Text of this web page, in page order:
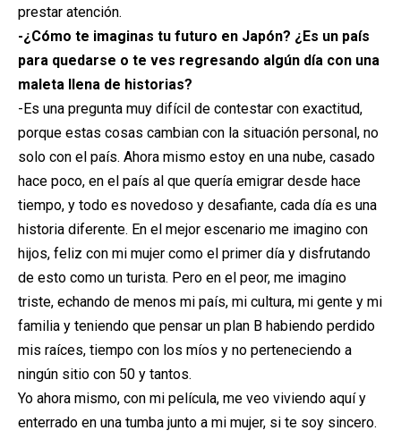
prestar atención.
-¿Cómo te imaginas tu futuro en Japón? ¿Es un país
para quedarse o te ves regresando algún día con una
maleta llena de historias?
-Es una pregunta muy difícil de contestar con exactitud,
porque estas cosas cambian con la situación personal, no
solo con el país. Ahora mismo estoy en una nube, casado
hace poco, en el país al que quería emigrar desde hace
tiempo, y todo es novedoso y desafiante, cada día es una
historia diferente. En el mejor escenario me imagino con
hijos, feliz con mi mujer como el primer día y disfrutando
de esto como un turista. Pero en el peor, me imagino
triste, echando de menos mi país, mi cultura, mi gente y mi
familia y teniendo que pensar un plan B habiendo perdido
mis raíces, tiempo con los míos y no perteneciendo a
ningún sitio con 50 y tantos.
Yo ahora mismo, con mi película, me veo viviendo aquí y
enterrado en una tumba junto a mi mujer, si te soy sincero.